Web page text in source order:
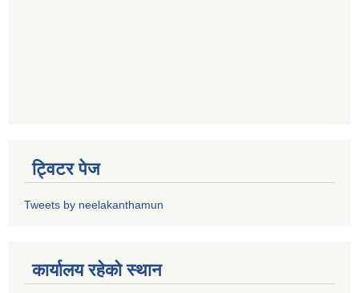
ट्विटर पेज
Tweets by neelakanthamun
कार्यालय रहेको स्थान